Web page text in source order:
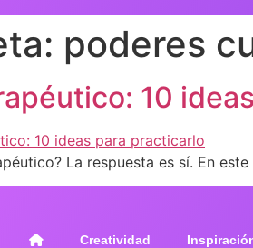
poderes
10
La respuesta es sí. En
Creatividad